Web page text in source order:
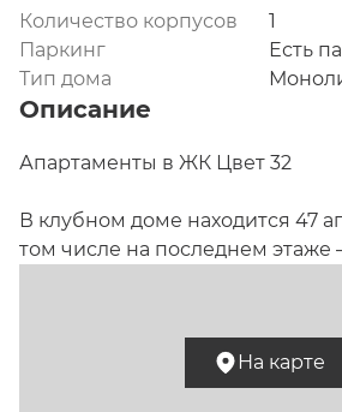
Количество корпусов
1
Паркинг
Есть
Тип дома
Описание
Апартаменты в ЖК Цвет 32
В клубном доме находится 47
том числе на последнем этаже
рамами и ограждениями.
меняется в зависимости от
характеристик – от
На карте